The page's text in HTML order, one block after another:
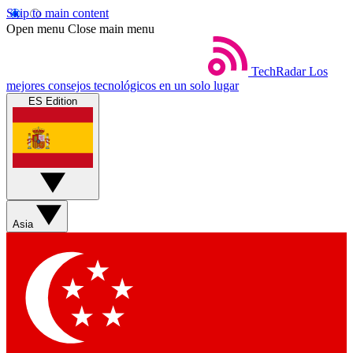
Skip to main content
Open menu Close main menu
TechRadar Los
mejores consejos tecnológicos en un solo lugar
ES Edition
Asia